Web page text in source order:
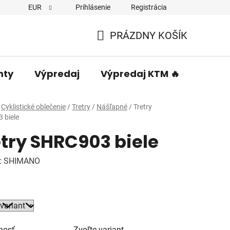
EUR Prihlásenie Registrácia
KOŠÍK
PRÁZDNY KOŠÍK
Výpredaj Výpredaj KTM 🔥
Cyklistické oblečenie / Tretry / Nášľapné / Tretry
biele
SHRC903 biele
SHIMANO